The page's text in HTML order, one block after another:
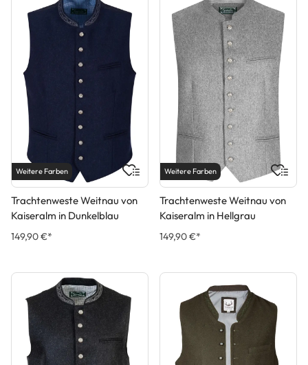
Weitere Farben
Trachtenweste Weitnau von
Kaiseralm in Dunkelblau
149,90 €*
Weitere Farben
Trachtenweste Weitnau von
Kaiseralm in Hellgrau
149,90 €*